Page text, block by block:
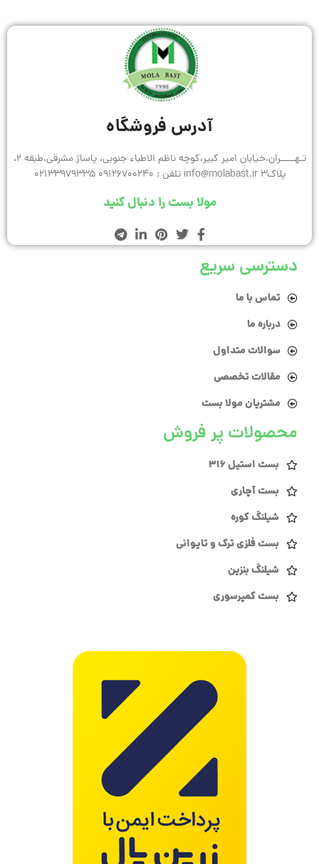
آدرس فروشگاه
تـهـــــران،خیابان امیر کبیر،کوچه ناظم الاطباء جنوبی، پاساژ مشرقی،طبقه 2،
پلاک3 info@molabast.ir تلفن : 09126700240 02133979335
مولا بست را دنبال کنید
دسترسی سریع
تماس با ما
درباره ما
سوالات متداول
مقالات تخصصی
مشتریان مولا بست
محصولات پر فروش
بست استیل 316
بست آچاری
شیلنگ کوره
بست فلزی ترک و تایوانی
شیلنگ بنزین
بست کمپرسوری